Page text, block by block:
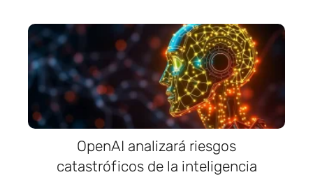
OpenAI analizará riesgos
catastróficos de la inteligencia